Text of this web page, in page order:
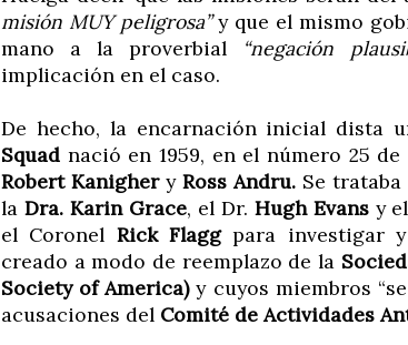
misión MUY peligrosa”y que el mismo
mano a la proverbial
“negación
implicación en el caso.
De hecho, la encarnación inicial dista
Squad nació en 1959, en el número 25 de
Robert Kanighery Ross Andru. Se
la Dra. Karin Grace, el Dr. Hugh Evansy
el Coronel Rick Flaggpara investigar y
creado a modo de reemplazo de la
Society of America)y cuyos miembros
acusaciones del Comité de Actividades